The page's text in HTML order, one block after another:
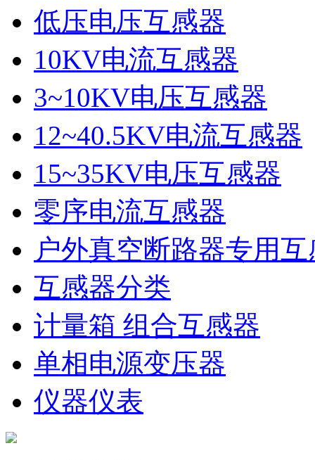
低压电压互感器
10KV电流互感器
3~10KV电压互感器
12~40.5KV电流互感器
15~35KV电压互感器
零序电流互感器
户外真空断路器专用
互感器分类
计量箱 组合互感器
单相电源变压器
仪器仪表